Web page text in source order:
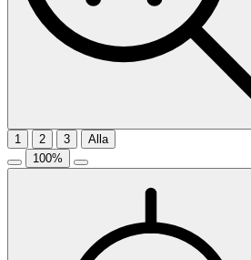
1 2 3
Alla
100%